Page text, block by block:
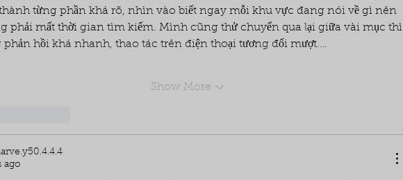
từng phần khá rõ, nhìn vào biết ngay mỗi khu vực đang nói về gì nên
phải mất thời gian tìm kiếm. Mình cũng thử chuyển qua lại giữa vài mục thì
phản hồi khá nhanh, thao tác trên điện thoại tương đối mượt.…
Show More
ago